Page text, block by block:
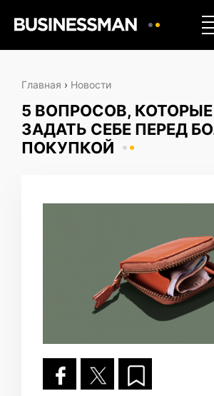
Главная › Новости
5 ВОПРОСОВ,
ЗАДАТЬ СЕБЕ ПЕРЕД
ПОКУПКОЙ